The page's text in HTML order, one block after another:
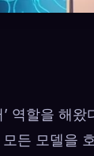
역할을 해
든 모델을